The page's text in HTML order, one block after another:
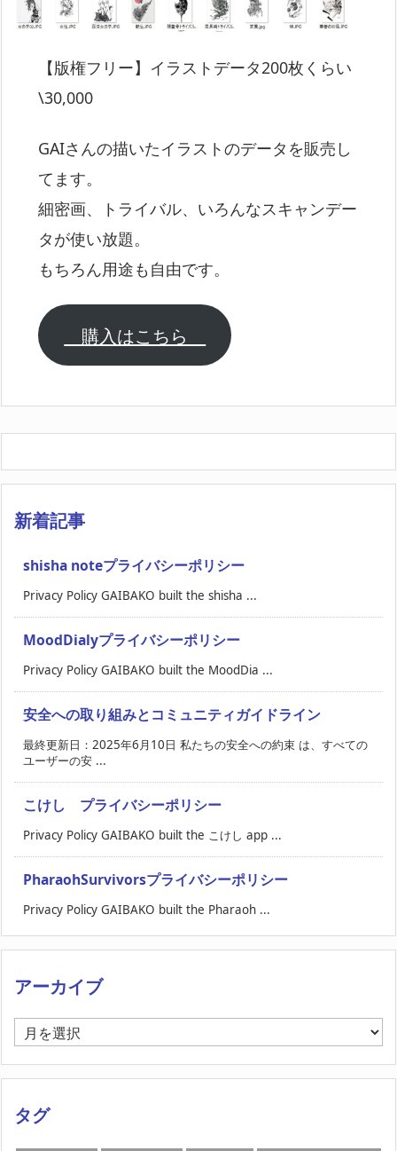
【版権フリー】イラストデータ200枚くらい
\30,000
GAIさんの描いたイラストのデータを販売し
てます。
細密画、トライバル、いろんなスキャンデー
タが使い放題。
もちろん用途も自由です。
購入はこちら
新着記事
shisha noteプライバシーポリシー
Privacy Policy GAIBAKO built the shisha ...
MoodDialyプライバシーポリシー
Privacy Policy GAIBAKO built the MoodDia ...
安全への取り組みとコミュニティガイドライン
最終更新日：2025年6月10日 私たちの安全への約束 は、すべての
ユーザーの安 ...
こけし プライバシーポリシー
Privacy Policy GAIBAKO built the こけし app ...
PharaohSurvivorsプライバシーポリシー
Privacy Policy GAIBAKO built the Pharaoh ...
アーカイブ
ア
ー
カ
ブ
タグ